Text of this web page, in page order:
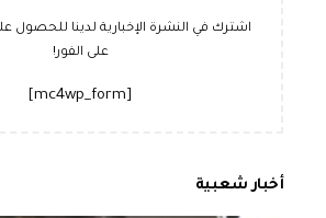
اشترك في النشرة الإخبارية لدينا للحصول
على الفور!
أخبار شعبية